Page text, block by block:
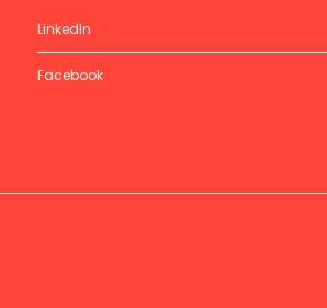
LinkedIn
Facebook